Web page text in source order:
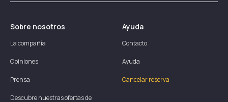
Sobre nosotros
La compañía
Opiniones
Prensa
Descubre nuestras ofertas de
Ayuda
Contacto
Ayuda
Cancelar reserva